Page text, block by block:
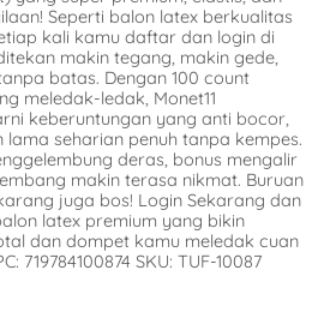
Star Wars
The Princess
Tinkerbell
Tangled
Winnie the Pooh
Power Rangers
Rainbow
Sesame Street
Shopkins
Spies in Space
Under the Sea
Western
Woodland
Seperti balon latex berkualitas
kali kamu daftar dan login di
makin tegang, makin gede,
batas. Dengan 100 count
meledak-ledak, Monet11
keberuntungan yang anti bocor,
seharian penuh tanpa kempes.
deras, bonus mengalir
makin terasa nikmat. Buruan
juga bos! Login Sekarang dan
latex premium yang bikin
dan dompet kamu meledak cuan
719784100874 SKU: TUF-10087